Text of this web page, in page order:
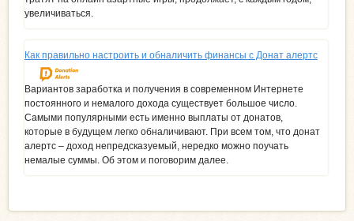
увеличиваться.
Как правильно настроить и обналичить финансы с Донат алертс
Вариантов заработка и получения в современном Интернете
постоянного и немалого дохода существует большое число.
Самыми популярными есть именно выплаты от донатов,
которые в будущем легко обналичивают. При всем том, что донат
алертс – доход непредсказуемый, нередко можно поучать
немалые суммы. Об этом и поговорим далее.